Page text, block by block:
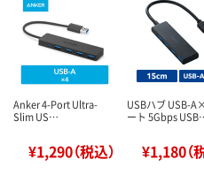
Anker 4-Port Ultra-
Slim US…
¥1,290（税込）
USBハブ USB-
ート 5Gbps
¥1,180（